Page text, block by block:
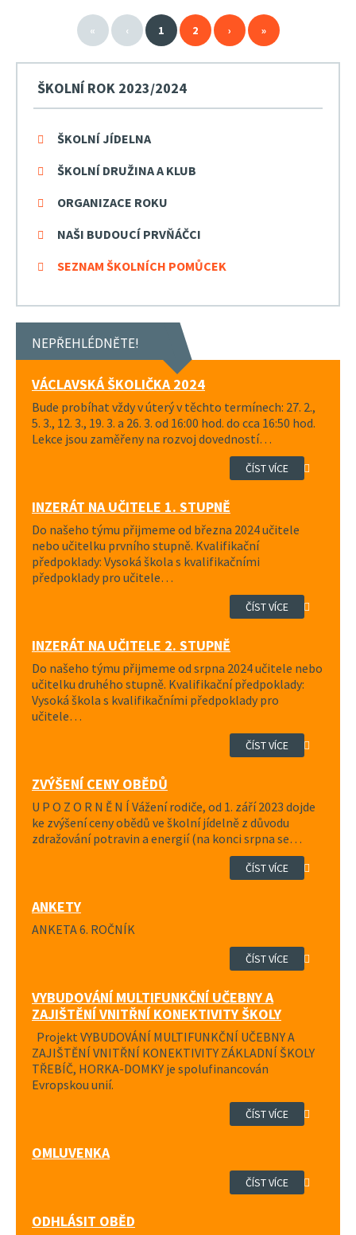
« ‹ 1 2 › »
ŠKOLNÍ ROK 2023/2024
ŠKOLNÍ JÍDELNA
ŠKOLNÍ DRUŽINA A KLUB
ORGANIZACE ROKU
NAŠI BUDOUCÍ PRVŇÁČCI
SEZNAM ŠKOLNÍCH POMŮCEK
NEPŘEHLÉDNĚTE!
VÁCLAVSKÁ ŠKOLIČKA 2024
Bude probíhat vždy v úterý v těchto termínech: 27. 2.,
5. 3., 12. 3., 19. 3. a 26. 3. od 16:00 hod. do cca 16:50 hod.
Lekce jsou zaměřeny na rozvoj dovedností…
ČÍST VÍCE
INZERÁT NA UČITELE 1. STUPNĚ
Do našeho týmu přijmeme od března 2024 učitele
nebo učitelku prvního stupně. Kvalifikační
předpoklady: Vysoká škola s kvalifikačními
předpoklady pro učitele…
ČÍST VÍCE
INZERÁT NA UČITELE 2. STUPNĚ
Do našeho týmu přijmeme od srpna 2024 učitele nebo
učitelku druhého stupně. Kvalifikační předpoklady:
Vysoká škola s kvalifikačními předpoklady pro
učitele…
ČÍST VÍCE
ZVÝŠENÍ CENY OBĚDŮ
U P O Z O R N Ě N Í Vážení rodiče, od 1. září 2023 dojde
ke zvýšení ceny obědů ve školní jídelně z důvodu
zdražování potravin a energií (na konci srpna se…
ČÍST VÍCE
ANKETY
ANKETA 6. ROČNÍK
ČÍST VÍCE
VYBUDOVÁNÍ MULTIFUNKČNÍ UČEBNY A
ZAJIŠTĚNÍ VNITŘNÍ KONEKTIVITY ŠKOLY
Projekt VYBUDOVÁNÍ MULTIFUNKČNÍ UČEBNY A
ZAJIŠTĚNÍ VNITŘNÍ KONEKTIVITY ZÁKLADNÍ ŠKOLY
TŘEBÍČ, HORKA-DOMKY je spolufinancován
Evropskou unií.
ČÍST VÍCE
OMLUVENKA
ČÍST VÍCE
ODHLÁSIT OBĚD